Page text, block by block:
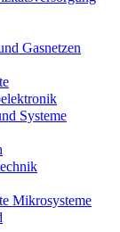
Gasnetzen
Systeme
Mikrosysteme